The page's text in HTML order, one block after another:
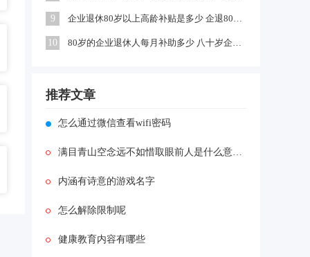
9 企业退休80岁以上高龄补贴是多少 企退80岁以上有100元补贴吗
10 80岁的企业退休人每月补助多少 八十岁企退人员补发工资吗
推荐文章
怎么通过微信查看wifi密码
满目青山空念远不如惜取眼前人是什么意思 满目青山空念远不如惜取眼前人意思介绍
内涵有诗意的游戏名字
怎么解除限制呢
健康教育内容有哪些